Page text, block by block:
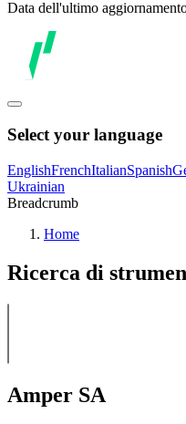
Data dell'ultimo
Select your language
EnglishFrenchItalianSpanish
Ukrainian
Breadcrumb
Home
Ricerca di
Amper SA